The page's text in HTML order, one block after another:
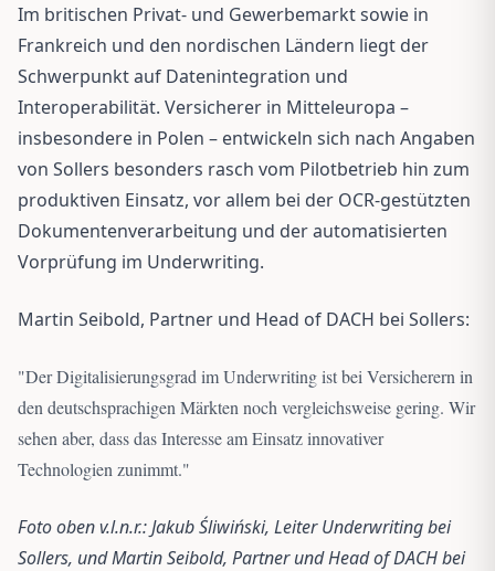
Im britischen Privat- und Gewerbemarkt sowie in
Frankreich und den nordischen Ländern liegt der
Schwerpunkt auf Datenintegration und
Interoperabilität. Versicherer in Mitteleuropa –
insbesondere in Polen – entwickeln sich nach Angaben
von Sollers besonders rasch vom Pilotbetrieb hin zum
produktiven Einsatz, vor allem bei der OCR-gestützten
Dokumentenverarbeitung und der automatisierten
Vorprüfung im Underwriting.
Martin Seibold, Partner und Head of DACH bei Sollers:
"Der Digitalisierungsgrad im Underwriting ist bei Versicherern in
den deutschsprachigen Märkten noch vergleichsweise gering. Wir
sehen aber, dass das Interesse am Einsatz innovativer
Technologien zunimmt."
Foto oben v.l.n.r.: Jakub Śliwiński, Leiter Underwriting bei
Sollers, und Martin Seibold, Partner und Head of DACH bei